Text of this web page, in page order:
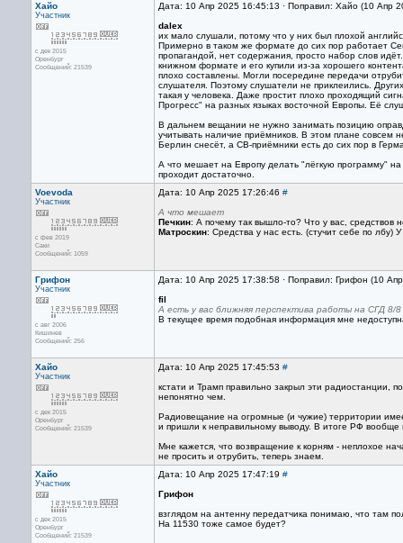
Хайо
Участник
с дек 2015
Оренбург
Сообщений: 21539
Дата: 10 Апр 2025 16:45:13 · Поправил: Хайо (10 Апр
dalex
их мало слушали, потому что у них был плохой
Примерно в таком же формате до сих пор работает
пропагандой, нет содержания, просто набор слов
книжном формате и его купили из-за хорошего
плохо составлены. Могли посередине передачи
слушателя. Поэтому слушатели не приклеились.
такая у человека. Даже простит плохо проходящий
Прогресс" на разных языках восточной Европы. Её
В дальнем вещании не нужно занимать позицию
учитывать наличие приёмников. В этом плане совсем
Берлин снесёт, а СВ-приёмники есть до сих пор в
А что мешает на Европу делать "лёгкую программу"
проходит достаточно.
Voevoda
Участник
с фев 2019
Саки
Сообщений: 1059
Дата: 10 Апр 2025 17:26:46 #
А что мешает
Печкин: А почему так вышло-то? Что у вас, средствов
Матроскин: Средства у нас есть. (стучит себе по лбу)
Грифон
Участник
с авг 2006
Кишинев
Сообщений: 256
Дата: 10 Апр 2025 17:38:58 · Поправил: Грифон (10
fil
А есть у вас ближняя перспектива работы на СГД
В текущее время подобная информация мне
Хайо
Участник
с дек 2015
Оренбург
Сообщений: 21539
Дата: 10 Апр 2025 17:45:53 #
кстати и Трамп правильно закрыл эти радиостанции,
непонятно чем.
Радиовещание на огромные (и чужие) территории
и пришли к неправильному выводу. В итоге РФ вообще
Мне кажется, что возвращение к корням - неплохое
не просить и отрубить, теперь знаем.
Хайо
Участник
с дек 2015
Оренбург
Сообщений: 21539
Дата: 10 Апр 2025 17:47:19 #
Грифон
взглядом на антенну передатчика понимаю, что там
На 11530 тоже самое будет?